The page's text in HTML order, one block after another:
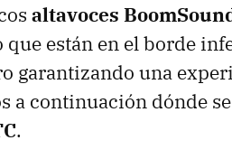
altavoces
están en el borde
garantizando una
a continuación dónde
.